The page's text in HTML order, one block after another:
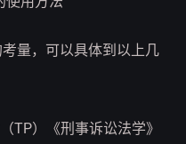
量，可以具体到以上几
TP）《刑事诉讼法学》